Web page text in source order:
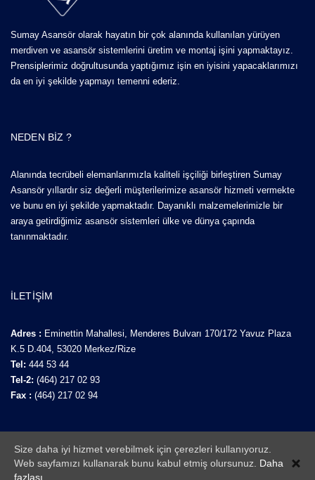
Sumay Asansör olarak hayatın bir çok alanında kullanılan yürüyen
merdiven ve asansör sistemlerini üretim ve montaj işini yapmaktayız.
Prensiplerimiz doğrultusunda yaptığımız işin en iyisini yapacaklarımızı
da en iyi şekilde yapmayı temenni ederiz.
NEDEN BIZ ?
Alanında tecrübeli elemanlarımızla kaliteli işçiliği birleştiren Sumay
Asansör yıllardır siz değerli müşterilerimize asansör hizmeti vermekte
ve bunu en iyi şekilde yapmaktadır. Dayanıklı malzemelerimizle bir
araya getirdiğimiz asansör sistemleri ülke ve dünya çapında
tanınmaktadır.
İLETIŞIM
Adres : Eminettin Mahallesi, Menderes Bulvarı 170/172 Yavuz Plaza
K.5 D.404, 53020 Merkez/Rize
Tel: 444 53 44
Tel-2: (464) 217 02 93
Fax : (464) 217 02 94
Size daha iyi hizmet verebilmek için çerezleri kullanıyoruz.
Web sayfamızı kullanarak bunu kabul etmiş olursunuz. Daha
fazlası